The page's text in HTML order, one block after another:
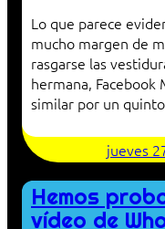
Lo que parece
mucho margen de
rasgarse las
hermana, Facebook
similar por un
jueves
Hemos
vídeo de